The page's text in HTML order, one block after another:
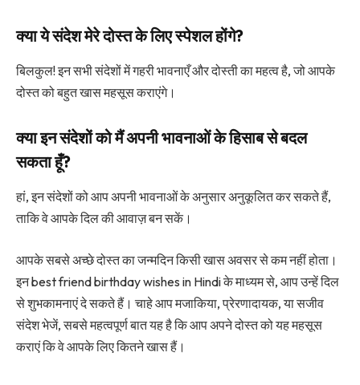
क्या ये संदेश मेरे दोस्त के लिए स्पेशल होंगे?
बिलकुल! इन सभी संदेशों में गहरी भावनाएँ और दोस्ती का महत्व है, जो आपके
दोस्त को बहुत खास महसूस कराएंगे।
क्या इन संदेशों को मैं अपनी भावनाओं के हिसाब से बदल
सकता हूँ?
हां, इन संदेशों को आप अपनी भावनाओं के अनुसार अनुकूलित कर सकते हैं,
ताकि वे आपके दिल की आवाज़ बन सकें।
आपके सबसे अच्छे दोस्त का जन्मदिन किसी खास अवसर से कम नहीं होता।
इनbest friend birthday wishes in Hindiके माध्यम से, आप उन्हें दिल
से शुभकामनाएं दे सकते हैं। चाहे आप मजाकिया, प्रेरणादायक, या सजीव
संदेश भेजें, सबसे महत्वपूर्ण बात यह है कि आप अपने दोस्त को यह महसूस
कराएं कि वे आपके लिए कितने खास हैं।